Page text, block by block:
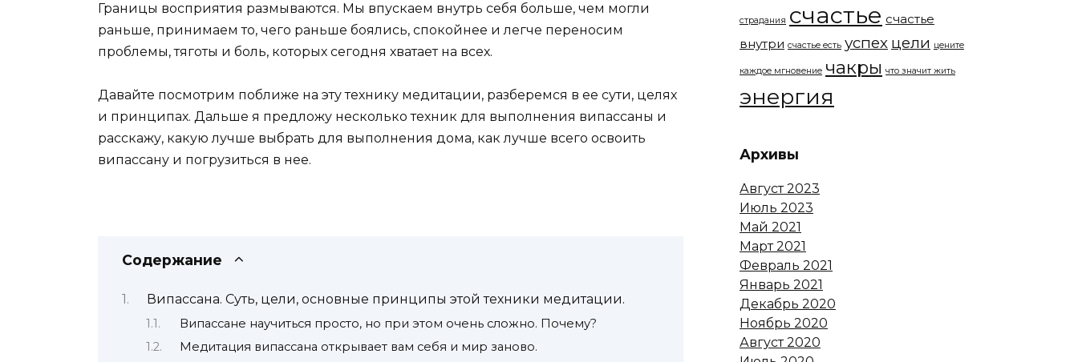
Границы восприятия размываются. Мы впускаем внутрь себя больше, чем могли
раньше, принимаем то, чего раньше боялись, спокойнее и легче переносим
проблемы, тяготы и боль, которых сегодня хватает на всех.
Давайте посмотрим поближе на эту технику медитации, разберемся в ее сути, целях
и принципах. Дальше я предложу несколько техник для выполнения випассаны и
расскажу, какую лучше выбрать для выполнения дома, как лучше всего освоить
випассану и погрузиться в нее.
Содержание
Випассана. Суть, цели, основные принципы этой техники медитации.
Випассане научиться просто, но при этом очень сложно. Почему?
Медитация випассана открывает вам себя и мир заново.
страдания счастье счастье
внутри счастье есть успех цели цените
каждое мгновение чакры что значит жить
энергия
Архивы
Август 2023
Июль 2023
Май 2021
Март 2021
Февраль 2021
Январь 2021
Декабрь 2020
Ноябрь 2020
Август 2020